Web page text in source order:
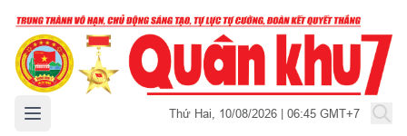
Mở menu chính Thứ Hai, 10/08/2026 | 06:45 GMT+7